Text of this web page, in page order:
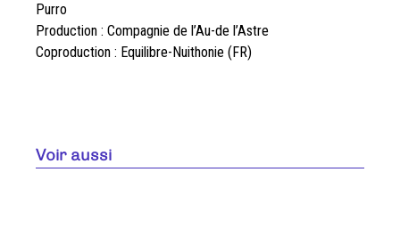
Purro
Production : Compagnie de l’Au-de l’Astre
Coproduction : Equilibre-Nuithonie (FR)
Voir aussi